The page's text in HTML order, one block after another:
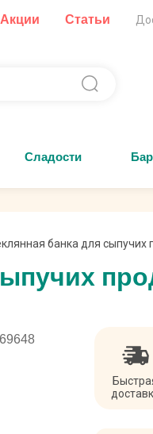
Акции Статьи
Сладости
банка для сыпучих